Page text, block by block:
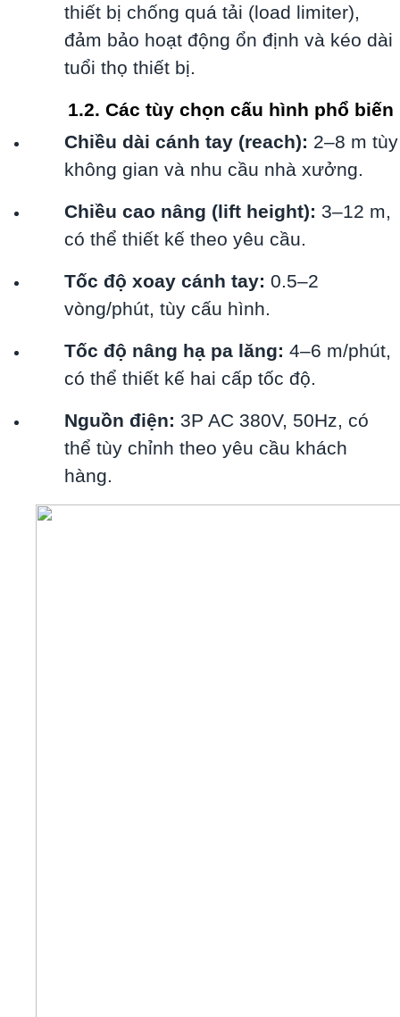
thiết bị chống quá tải (load limiter),
đảm bảo hoạt động ổn định và kéo dài
tuổi thọ thiết bị.
1.2. Các tùy chọn cấu hình phổ biến
Chiều dài cánh tay (reach): 2–8 m tùy
không gian và nhu cầu nhà xưởng.
Chiều cao nâng (lift height): 3–12 m,
có thể thiết kế theo yêu cầu.
Tốc độ xoay cánh tay: 0.5–2
vòng/phút, tùy cấu hình.
Tốc độ nâng hạ pa lăng: 4–6 m/phút,
có thể thiết kế hai cấp tốc độ.
Nguồn điện: 3P AC 380V, 50Hz, có
thể tùy chỉnh theo yêu cầu khách
hàng.